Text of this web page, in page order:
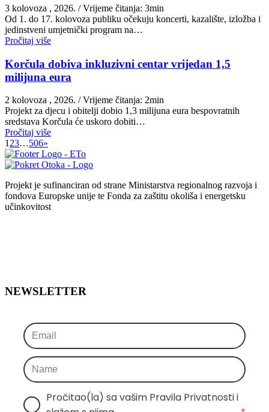
3 kolovoza , 2026. / Vrijeme čitanja: 3min
Od 1. do 17. kolovoza publiku očekuju koncerti, kazalište, izložba i
jedinstveni umjetnički program na…
Pročitaj više
Korčula dobiva inkluzivni centar vrijedan 1,5
milijuna eura
2 kolovoza , 2026. / Vrijeme čitanja: 2min
Projekt za djecu i obitelji dobio 1,3 milijuna eura bespovratnih
sredstava Korčula će uskoro dobiti…
Pročitaj više
123…506»
Projekt je sufinanciran od strane Ministarstva regionalnog razvoja i
fondova Europske unije te Fonda za zaštitu okoliša i energetsku
učinkovitost
NEWSLETTER
Pročitao(la) sa vašim Pravila Privatnosti i